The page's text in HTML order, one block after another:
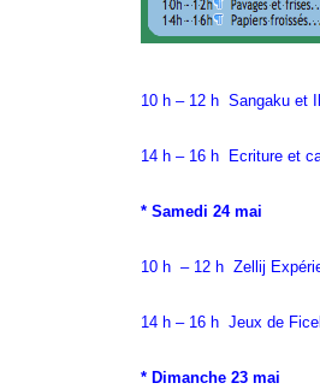
10 h – 12 h Sangaku et
14 h – 16 h Ecriture et
* Samedi 24 mai
10 h – 12 h Zellij
14 h – 16 h Jeux de
* Dimanche 23 mai